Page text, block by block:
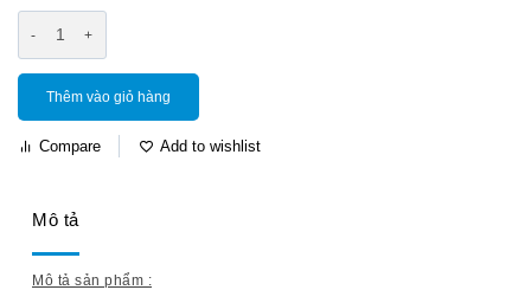
Thêm vào giỏ hàng
Compare Add to wishlist
Mô tả
Mô tả sản phẩm :